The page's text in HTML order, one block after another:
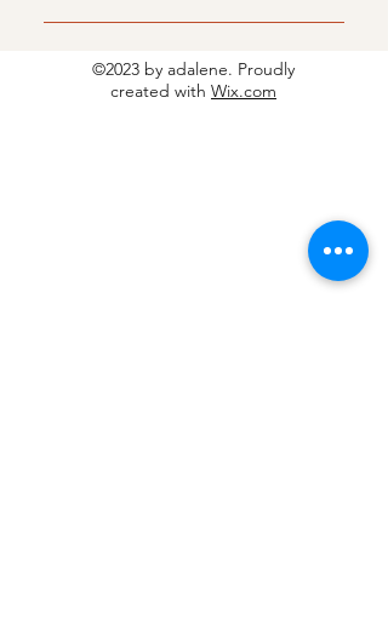
En Mini Puppies MX encontrarás
razas miniatura como Chihuahua,
Pomerania y Yorkshire Terrier, entre
©2023 by adalene. Proudly
created with Wix.com